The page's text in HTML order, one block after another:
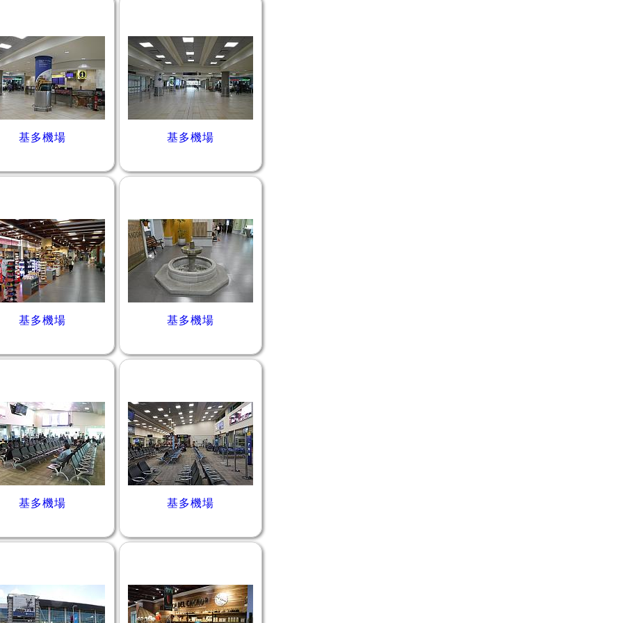
基多機場 基多機場
基多機場 基多機場
基多機場 基多機場